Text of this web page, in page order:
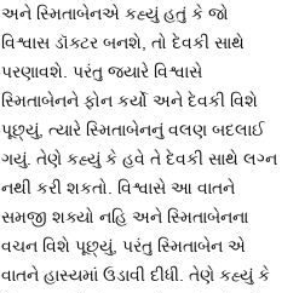
અને સ્મિતાબેનએ કહ્યું હતું કે જો
વિશ્વાસ ડૉક્ટર બનશે, તો દેવકી સાથે
પરણાવશે. પરંતુ જ્યારે વિશ્વાસે
સ્મિતાબેનને ફોન કર્યો અને દેવકી વિશે
પૂછ્યું, ત્યારે સ્મિતાબેનનું વલણ બદલાઈ
ગયું. તેણે કહ્યું કે હવે તે દેવકી સાથે લગ્ન
નથી કરી શકતો. વિશ્વાસે આ વાતને
સમજી શક્યો નહિ અને સ્મિતાબેનના
વચન વિશે પૂછ્યું, પરંતુ સ્મિતાબેન એ
વાતને હાસ્યમાં ઉડાવી દીધી. તેણે કહ્યું કે